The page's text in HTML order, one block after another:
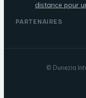
distance pour
PARTENAIRES
© Dunezia